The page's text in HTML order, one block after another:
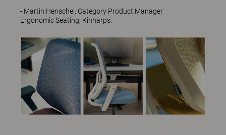
- Martin Henschel, Category Product Manager
Ergonomic Seating, Kinnarps.